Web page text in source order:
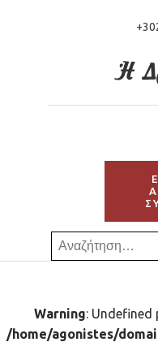
Αναζήτηση
για:
Warning: Undefined
/home/agonistes/